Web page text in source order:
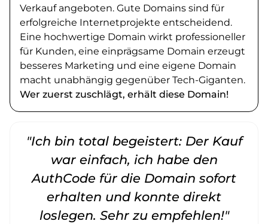
Verkauf angeboten. Gute Domains sind für
erfolgreiche Internetprojekte entscheidend.
Eine hochwertige Domain wirkt professioneller
für Kunden, eine einprägsame Domain erzeugt
besseres Marketing und eine eigene Domain
macht unabhängig gegenüber Tech-Giganten.
Wer zuerst zuschlägt, erhält diese Domain!
"Ich bin total begeistert: Der Kauf
war einfach, ich habe den
AuthCode für die Domain sofort
erhalten und konnte direkt
loslegen. Sehr zu empfehlen!"